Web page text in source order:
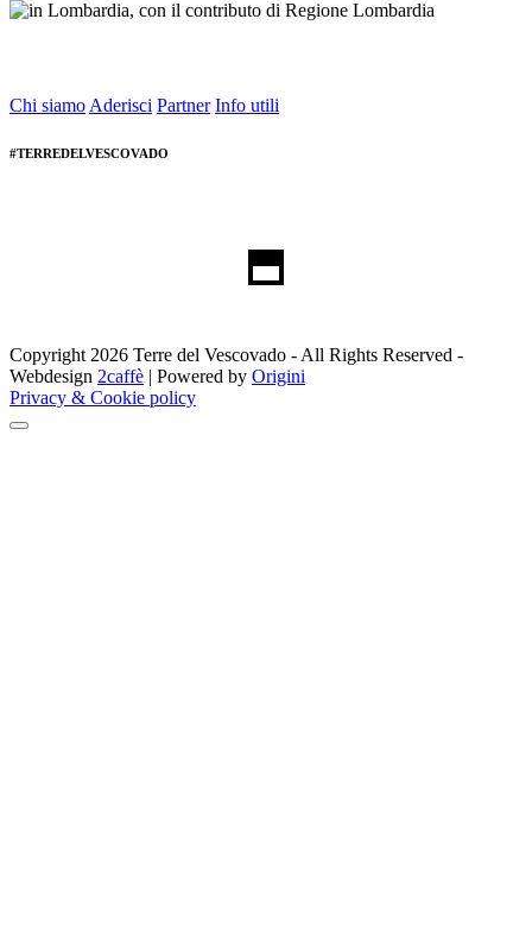
Chi siamo Aderisci Partner Info utili
#TERREDELVESCOVADO
Copyright 2026 Terre del Vescovado - All Rights Reserved -
Webdesign 2caffè | Powered by Origini
Privacy & Cookie policy